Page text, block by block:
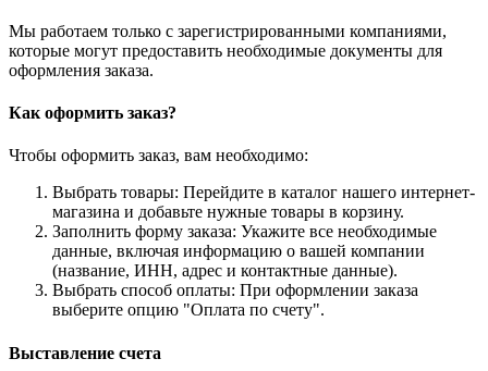
Мы работаем только с зарегистрированными компаниями,
которые могут предоставить необходимые документы для
оформления заказа.
Как оформить заказ?
Чтобы оформить заказ, вам необходимо:
Выбрать товары: Перейдите в каталог нашего интернет-
магазина и добавьте нужные товары в корзину.
Заполнить форму заказа: Укажите все необходимые
данные, включая информацию о вашей компании
(название, ИНН, адрес и контактные данные).
Выбрать способ оплаты: При оформлении заказа
выберите опцию "Оплата по счету".
Выставление счета